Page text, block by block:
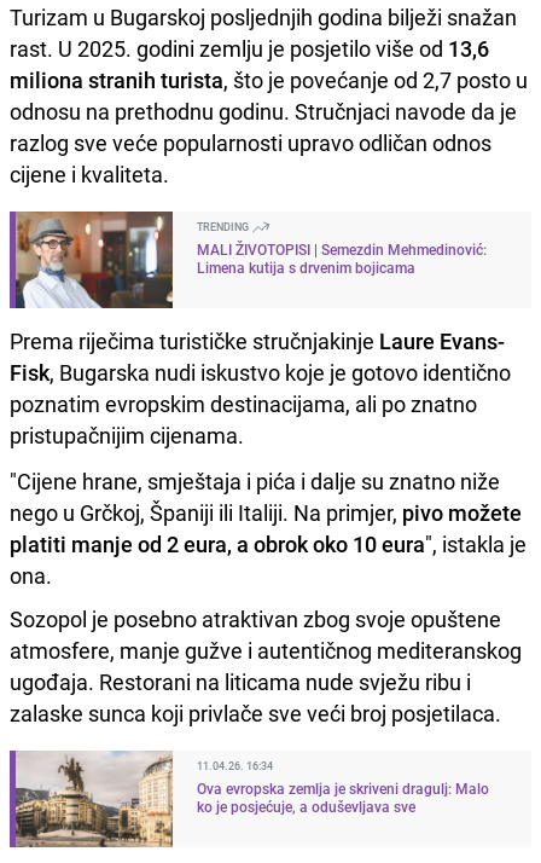
Turizam u Bugarskoj posljednjih godina bilježi snažan
rast. U 2025. godini zemlju je posjetilo više od 13,6
miliona stranih turista, što je povećanje od 2,7 posto u
odnosu na prethodnu godinu. Stručnjaci navode da je
razlog sve veće popularnosti upravo odličan odnos
cijene i kvaliteta.
TRENDING
MALI ŽIVOTOPISI | Semezdin Mehmedinović:
Limena kutija s drvenim bojicama
Prema riječima turističke stručnjakinje Laure Evans-
Fisk, Bugarska nudi iskustvo koje je gotovo identično
poznatim evropskim destinacijama, ali po znatno
pristupačnijim cijenama.
"Cijene hrane, smještaja i pića i dalje su znatno niže
nego u Grčkoj, Španiji ili Italiji. Na primjer, pivo možete
platiti manje od 2 eura, a obrok oko 10 eura", istakla je
ona.
Sozopol je posebno atraktivan zbog svoje opuštene
atmosfere, manje gužve i autentičnog mediteranskog
ugođaja. Restorani na liticama nude svježu ribu i
zalaske sunca koji privlače sve veći broj posjetilaca.
11.04.26. 16:34
Ova evropska zemlja je skriveni dragulj: Malo
ko je posjećuje, a oduševljava sve